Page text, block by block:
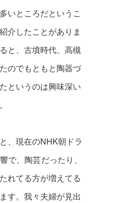
いところだというこ
介したことがありま
と、古墳時代、高槻
のでもともと陶器づ
というのは興味深い
、現在のNHK朝ドラ
で、 陶芸だったり、
れてる方が増えてる
す。我々夫婦が見出